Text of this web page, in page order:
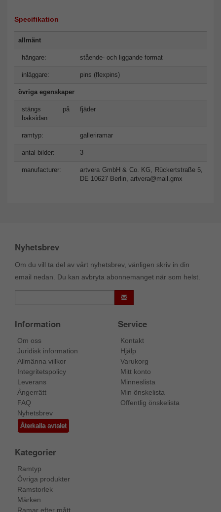
Specifikation
allmänt
hängare: stående- och liggande format
inläggare: pins (flexpins)
övriga egenskaper
stängs på
baksidan:
fjäder
ramtyp: galleriramar
antal bilder: 3
manufacturer:
artvera GmbH & Co. KG, Rückertstraße 5,
DE 10627 Berlin, artvera@mail.gmx
Nyhetsbrev
Om du vill ta del av vårt nyhetsbrev, vänligen skriv in din
email nedan. Du kan avbryta abonnemanget när som helst.
Information
Om oss
Juridisk information
Allmänna villkor
Integritetspolicy
Leverans
Ångerrätt
FAQ
Nyhetsbrev
Återkalla avtalet
Service
Kontakt
Hjälp
Varukorg
Mitt konto
Minneslista
Min önskelista
Offentlig önskelista
Kategorier
Ramtyp
Övriga produkter
Ramstorlek
Märken
Ramar efter mått